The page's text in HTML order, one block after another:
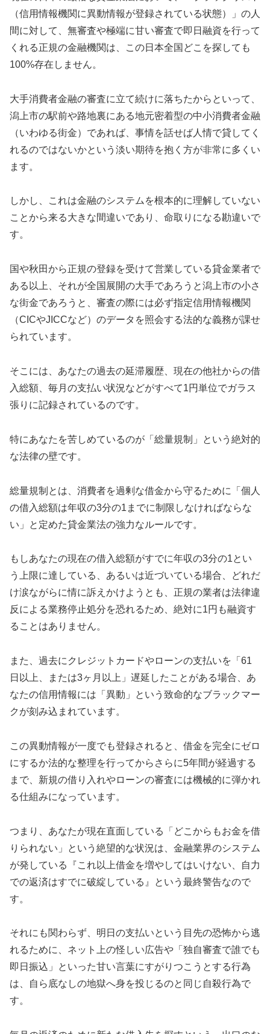
（信用情報機関に異動情報が登録されている状態）」の人
間に対して、無審査や極端に甘い審査で即日融資を行って
くれる正規の金融機関は、この日本全国どこを探しても
100%存在しません。
大手消費者金融の審査に立て続けに落ちたからといって、
潟上市の駅前や路地裏にある地元密着型の中小消費者金融
（いわゆる街金）であれば、事情を話せば人情で貸してく
れるのではないかという淡い期待を抱く方が非常に多くい
ます。
しかし、これは金融のシステムを根本的に理解していない
ことから来る大きな間違いであり、命取りになる勘違いで
す。
国や秋田から正規の登録を受けて営業している貸金業者で
ある以上、それが全国展開の大手であろうと潟上市の小さ
な街金であろうと、審査の際には必ず指定信用情報機関
（CICやJICCなど）のデータを照会する法的な義務が課せ
られています。
そこには、あなたの過去の延滞履歴、現在の他社からの借
入総額、毎月の支払い状況などがすべて1円単位でガラス
張りに記録されているのです。
特にあなたを苦しめているのが「総量規制」という絶対的
な法律の壁です。
総量規制とは、消費者を過剰な借金から守るために「個人
の借入総額は年収の3分の1までに制限しなければならな
い」と定めた貸金業法の強力なルールです。
もしあなたの現在の借入総額がすでに年収の3分の1とい
う上限に達している、あるいは近づいている場合、どれだ
け涙ながらに情に訴えかけようとも、正規の業者は法律違
反による業務停止処分を恐れるため、絶対に1円も融資す
ることはありません。
また、過去にクレジットカードやローンの支払いを「61
日以上、または3ヶ月以上」遅延したことがある場合、あ
なたの信用情報には「異動」という致命的なブラックマー
クが刻み込まれています。
この異動情報が一度でも登録されると、借金を完全にゼロ
にするか法的な整理を行ってからさらに5年間が経過する
まで、新規の借り入れやローンの審査には機械的に弾かれ
る仕組みになっています。
つまり、あなたが現在直面している「どこからもお金を借
りられない」という絶望的な状況は、金融業界のシステム
が発している『これ以上借金を増やしてはいけない、自力
での返済はすでに破綻している』という最終警告なので
す。
それにも関わらず、明日の支払いという目先の恐怖から逃
れるために、ネット上の怪しい広告や「独自審査で誰でも
即日振込」といった甘い言葉にすがりつこうとする行為
は、自ら底なしの地獄へ身を投じるのと同じ自殺行為で
す。